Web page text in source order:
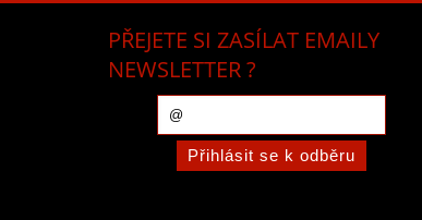
PŘEJETE SI ZASÍLAT EMAILY
NEWSLETTER ?